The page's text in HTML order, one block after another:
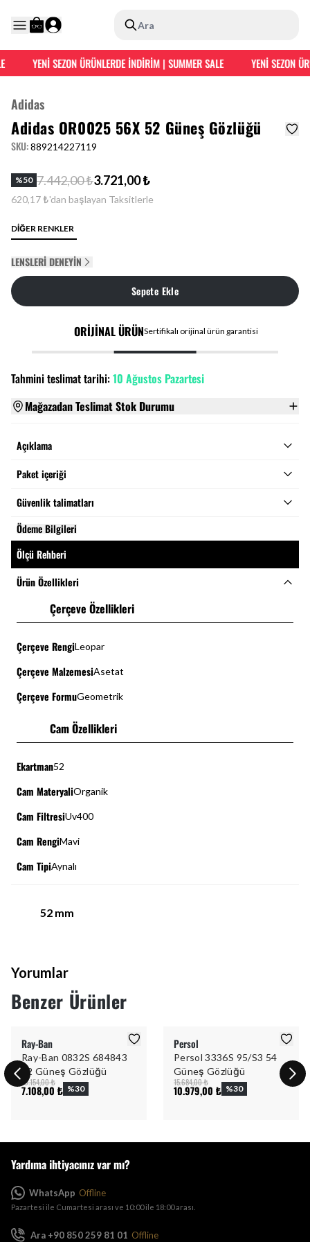
Ara
YENİ SEZON ÜRÜNLERDE İNDİRİM | SUMMER SALE YENİ SEZON
Adidas
Adidas OR0025 56X 52 Güneş Gözlüğü
SKU:889214227119
%50 7.442,00 ₺3.721,00 ₺
620,17 ₺'dan başlayan Taksitlerle
DİĞER RENKLER
LENSLERI DENEYIN
Sepete Ekle
ORİJİNAL ÜRÜNSertifikalı orijinal ürün garantisi
Tahmini teslimat tarihi:10 Ağustos Pazartesi
Mağazadan Teslimat Stok Durumu
Açıklama
Paket içeriği
Güvenlik talimatları
Ödeme Bilgileri
Ölçü Rehberi
Ürün Özellikleri
Çerçeve Özellikleri
Çerçeve RengiLeopar
Çerçeve MalzemesiAsetat
Çerçeve FormuGeometrik
Cam Özellikleri
Ekartman52
Cam MateryaliOrganik
Cam FiltresiUv400
Cam RengiMavi
Cam TipiAynalı
52 mm
Yorumlar
Benzer Ürünler
Ray-Ban
Ray-Ban 0832S 684843
52 Güneş Gözlüğü
10.154,00 ₺
7.108,00 ₺ %30
Persol
Persol 3336S 95/S3 54
Güneş Gözlüğü
15.684,00 ₺
10.979,00 ₺ %30
Yardıma ihtiyacınız var mı?
WhatsApp Offline
Pazartesi ile Cumartesi arası ve 10:00 ile 18:00 arası.
Ara +90 850 259 81 01 Offline